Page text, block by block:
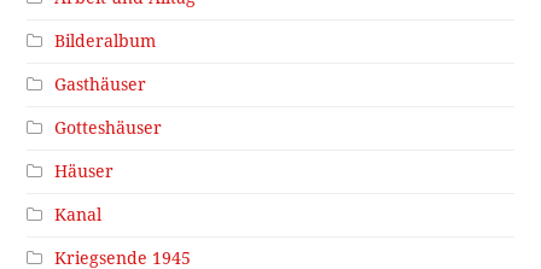
Bilderalbum
Gasthäuser
Gotteshäuser
Häuser
Kanal
Kriegsende 1945